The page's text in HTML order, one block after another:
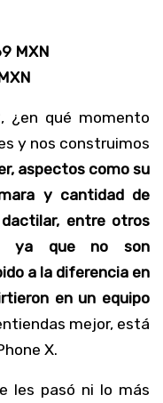
MXN
¿en qué momento
y nos construimos
aspectos como su
y cantidad de
entre otros
ya que no son
a la diferencia en
en un equipo
mejor, está
X.
les pasó ni lo más